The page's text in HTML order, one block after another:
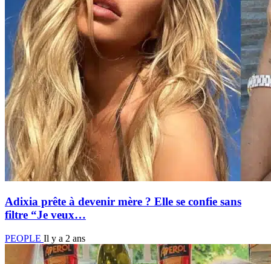
Adixia prête à devenir mère ? Elle se confie sans
filtre “Je veux…
PEOPLE Il y a 2 ans